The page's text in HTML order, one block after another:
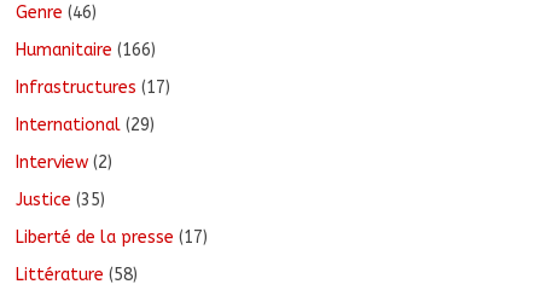
Genre (46)
Humanitaire (166)
Infrastructures (17)
International (29)
Interview (2)
Justice (35)
Liberté de la presse (17)
Littérature (58)